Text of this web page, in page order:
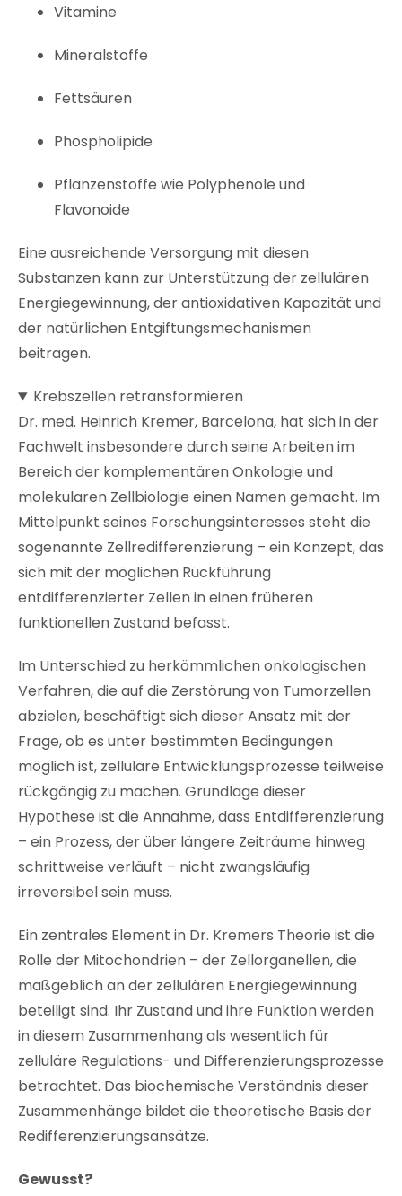
Vitamine
Mineralstoffe
Fettsäuren
Phospholipide
Pflanzenstoffe wie Polyphenole und
Flavonoide
Eine ausreichende Versorgung mit diesen
Substanzen kann zur Unterstützung der zellulären
Energiegewinnung, der antioxidativen Kapazität und
der natürlichen Entgiftungsmechanismen
beitragen.
Krebszellen retransformieren
Dr. med. Heinrich Kremer, Barcelona, hat sich in der
Fachwelt insbesondere durch seine Arbeiten im
Bereich der komplementären Onkologie und
molekularen Zellbiologie einen Namen gemacht. Im
Mittelpunkt seines Forschungsinteresses steht die
sogenannte Zellredifferenzierung – ein Konzept, das
sich mit der möglichen Rückführung
entdifferenzierter Zellen in einen früheren
funktionellen Zustand befasst.
Im Unterschied zu herkömmlichen onkologischen
Verfahren, die auf die Zerstörung von Tumorzellen
abzielen, beschäftigt sich dieser Ansatz mit der
Frage, ob es unter bestimmten Bedingungen
möglich ist, zelluläre Entwicklungsprozesse teilweise
rückgängig zu machen. Grundlage dieser
Hypothese ist die Annahme, dass Entdifferenzierung
– ein Prozess, der über längere Zeiträume hinweg
schrittweise verläuft – nicht zwangsläufig
irreversibel sein muss.
Ein zentrales Element in Dr. Kremers Theorie ist die
Rolle der Mitochondrien – der Zellorganellen, die
maßgeblich an der zellulären Energiegewinnung
beteiligt sind. Ihr Zustand und ihre Funktion werden
in diesem Zusammenhang als wesentlich für
zelluläre Regulations- und Differenzierungsprozesse
betrachtet. Das biochemische Verständnis dieser
Zusammenhänge bildet die theoretische Basis der
Redifferenzierungsansätze.
Gewusst?